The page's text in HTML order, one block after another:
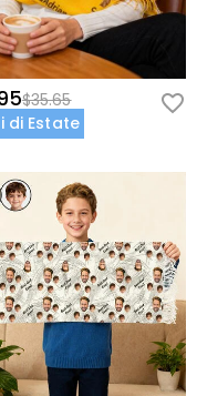
$35.65
di Estate